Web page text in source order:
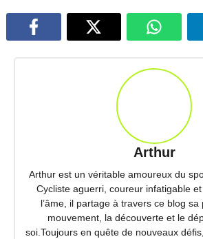
Arthur
Arthur est un véritable amoureux du
Cycliste aguerri, coureur infatigable
l’âme, il partage à travers ce blog
mouvement, la découverte et le
soi.Toujours en quête de nouveaux